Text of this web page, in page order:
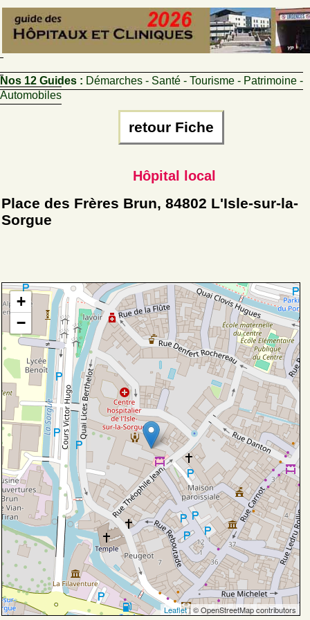
Nos 12 Guides : Démarches - Santé - Tourisme - Patrimoine -
Automobiles
retour Fiche
Hôpital local
Place des Frères Brun, 84802 L'Isle-sur-la-
Sorgue
+
−
Leaflet| © OpenStreetMap contributors